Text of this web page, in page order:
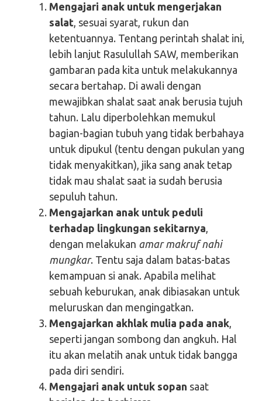
Mengajari anak untuk mengerjakan
salat, sesuai syarat, rukun dan
ketentuannya. Tentang perintah shalat ini,
lebih lanjut Rasulullah SAW, memberikan
gambaran pada kita untuk melakukannya
secara bertahap. Di awali dengan
mewajibkan shalat saat anak berusia tujuh
tahun. Lalu diperbolehkan memukul
bagian-bagian tubuh yang tidak berbahaya
untuk dipukul (tentu dengan pukulan yang
tidak menyakitkan), jika sang anak tetap
tidak mau shalat saat ia sudah berusia
sepuluh tahun.
Mengajarkan anak untuk peduli
terhadap lingkungan sekitarnya,
dengan melakukan amar makruf nahi
mungkar. Tentu saja dalam batas-batas
kemampuan si anak. Apabila melihat
sebuah keburukan, anak dibiasakan untuk
meluruskan dan mengingatkan.
Mengajarkan akhlak mulia pada anak,
seperti jangan sombong dan angkuh. Hal
itu akan melatih anak untuk tidak bangga
pada diri sendiri.
Mengajari anak untuk sopan saat